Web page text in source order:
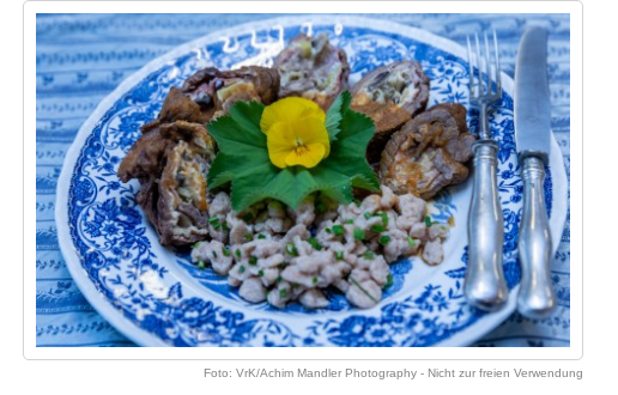
Foto: VrK/Achim Mandler Photography - Nicht zur freien Verwendung